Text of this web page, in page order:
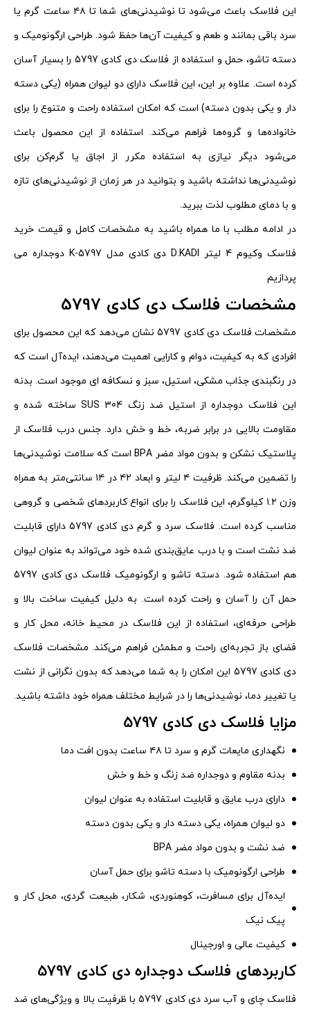
این فلاسک باعث می‌شود تا نوشیدنی‌های شما تا ۴۸ ساعت گرم یا
سرد باقی بمانند و طعم و کیفیت آن‌ها حفظ شود. طراحی ارگونومیک و
دسته تاشو، حمل و استفاده از فلاسک دی کادی 5797 را بسیار آسان
کرده است. علاوه بر این، این فلاسک دارای دو لیوان همراه (یکی دسته
دار و یکی بدون دسته) است که امکان استفاده راحت و متنوع را برای
خانواده‌ها و گروه‌ها فراهم می‌کند. استفاده از این محصول باعث
می‌شود دیگر نیازی به استفاده مکرر از اجاق یا گرم‌کن برای
نوشیدنی‌ها نداشته باشید و بتوانید در هر زمان از نوشیدنی‌های تازه
و با دمای مطلوب لذت ببرید.
در ادامه مطلب با ما همراه باشید به مشخصات کامل و قیمت خرید
فلاسک وکیوم 4 لیتر D.KADI دی کادی مدل K-5797 دوجداره می
پردازیم
مشخصات فلاسک دی کادی 5797
مشخصات فلاسک دی کادی 5797 نشان می‌دهد که این محصول برای
افرادی که به کیفیت، دوام و کارایی اهمیت می‌دهند، ایده‌آل است که
در رنگبندی جذاب مشکی، استیل، سبز و نسکافه ای موجود است. بدنه
این فلاسک دوجداره از استیل ضد زنگ SUS 304 ساخته شده و
مقاومت بالایی در برابر ضربه، خط و خش دارد. جنس درب فلاسک از
پلاستیک نشکن و بدون مواد مضر BPA است که سلامت نوشیدنی‌ها
را تضمین می‌کند. ظرفیت ۴ لیتر و ابعاد ۴۲ در ۱۴ سانتی‌متر به همراه
وزن ۱.۲ کیلوگرم، این فلاسک را برای انواع کاربردهای شخصی و گروهی
مناسب کرده است. فلاسک سرد و گرم دی کادی 5797 دارای قابلیت
ضد نشت است و با درب عایق‌بندی شده خود می‌تواند به عنوان لیوان
هم استفاده شود. دسته تاشو و ارگونومیک فلاسک دی کادی 5797
حمل آن را آسان و راحت کرده است. به دلیل کیفیت ساخت بالا و
طراحی حرفه‌ای، استفاده از این فلاسک در محیط خانه، محل کار و
فضای باز تجربه‌ای راحت و مطمئن فراهم می‌کند. مشخصات فلاسک
دی کادی 5797 این امکان را به شما می‌دهد که بدون نگرانی از نشت
یا تغییر دما، نوشیدنی‌ها را در شرایط مختلف همراه خود داشته باشید.
مزایا فلاسک دی کادی 5797
نگهداری مایعات گرم و سرد تا ۴۸ ساعت بدون افت دما
بدنه مقاوم و دوجداره ضد زنگ و خط و خش
دارای درب عایق و قابلیت استفاده به عنوان لیوان
دو لیوان همراه، یکی دسته دار و یکی بدون دسته
ضد نشت و بدون مواد مضر BPA
طراحی ارگونومیک با دسته تاشو برای حمل آسان
ایده‌آل برای مسافرت، کوهنوردی، شکار، طبیعت گردی، محل کار و
پیک نیک
کیفیت عالی و اورجینال
کاربردهای فلاسک دوجداره دی کادی 5797
فلاسک چای و آب سرد دی کادی 5797 با ظرفیت بالا و ویژگی‌های ضد